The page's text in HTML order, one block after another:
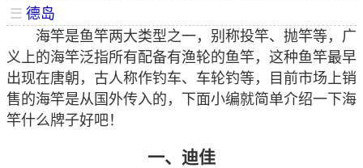
☰ 德岛
海竿是鱼竿两大类型之一，别称投竿、抛竿等，广
义上的海竿泛指所有配备有渔轮的鱼竿，这种鱼竿最早
出现在唐朝，古人称作钓车、车轮钓等，目前市场上销
售的海竿是从国外传入的，下面小编就简单介绍一下海
竿什么牌子好吧！
一、迪佳